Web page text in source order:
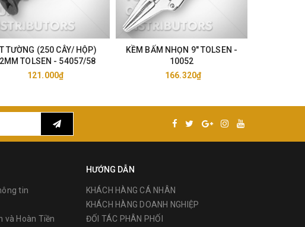
TƯỜNG (250 CÂY/ HỘP)
TOLSEN - 54057/58
121.000₫
KỀM BẤM NHỌN 9" TOLSEN -
10052
166.320₫
tin
và Hoàn Tiền
HƯỚNG DẪN
KHÁCH HÀNG CÁ NHÂN
KHÁCH HÀNG DOANH NGHIỆP
ĐỐI TÁC PHÂN PHỐI